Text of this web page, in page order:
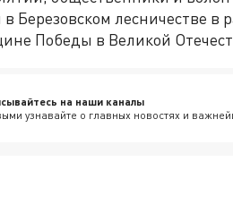
Березовском лесничестве в
Победы в Великой
на наши каналы
узнавайте о главных новостях и